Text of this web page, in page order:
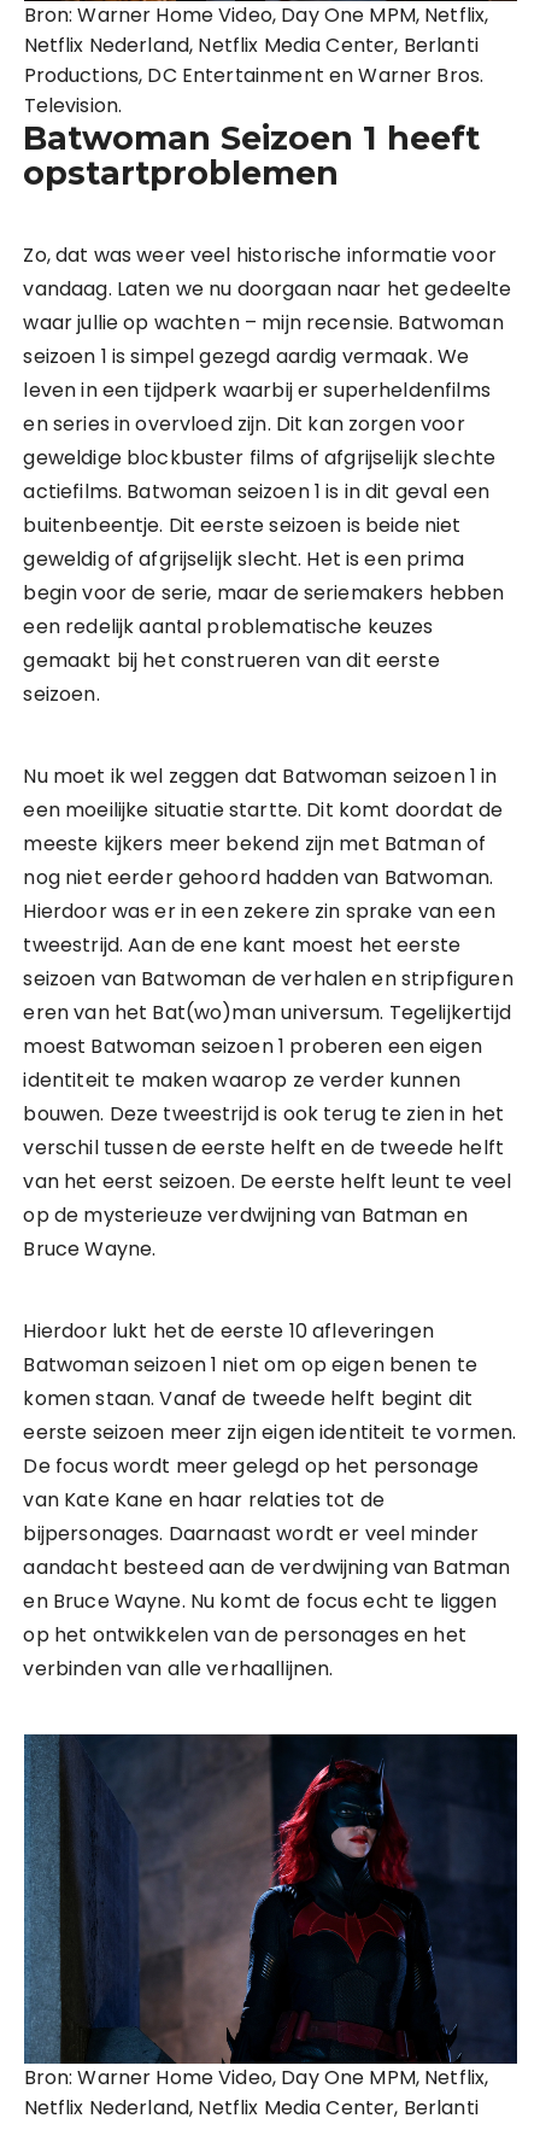
Bron: Warner Home Video, Day One MPM, Netflix,
Netflix Nederland, Netflix Media Center, Berlanti
Productions, DC Entertainment en Warner Bros.
Television.
Batwoman Seizoen 1 heeft
opstartproblemen
Zo, dat was weer veel historische informatie voor
vandaag. Laten we nu doorgaan naar het gedeelte
waar jullie op wachten – mijn recensie. Batwoman
seizoen 1 is simpel gezegd aardig vermaak. We
leven in een tijdperk waarbij er superheldenfilms
en series in overvloed zijn. Dit kan zorgen voor
geweldige blockbuster films of afgrijselijk slechte
actiefilms. Batwoman seizoen 1 is in dit geval een
buitenbeentje. Dit eerste seizoen is beide niet
geweldig of afgrijselijk slecht. Het is een prima
begin voor de serie, maar de seriemakers hebben
een redelijk aantal problematische keuzes
gemaakt bij het construeren van dit eerste
seizoen.
Nu moet ik wel zeggen dat Batwoman seizoen 1 in
een moeilijke situatie startte. Dit komt doordat de
meeste kijkers meer bekend zijn met Batman of
nog niet eerder gehoord hadden van Batwoman.
Hierdoor was er in een zekere zin sprake van een
tweestrijd. Aan de ene kant moest het eerste
seizoen van Batwoman de verhalen en stripfiguren
eren van het Bat(wo)man universum. Tegelijkertijd
moest Batwoman seizoen 1 proberen een eigen
identiteit te maken waarop ze verder kunnen
bouwen. Deze tweestrijd is ook terug te zien in het
verschil tussen de eerste helft en de tweede helft
van het eerst seizoen. De eerste helft leunt te veel
op de mysterieuze verdwijning van Batman en
Bruce Wayne.
Hierdoor lukt het de eerste 10 afleveringen
Batwoman seizoen 1 niet om op eigen benen te
komen staan. Vanaf de tweede helft begint dit
eerste seizoen meer zijn eigen identiteit te vormen.
De focus wordt meer gelegd op het personage
van Kate Kane en haar relaties tot de
bijpersonages. Daarnaast wordt er veel minder
aandacht besteed aan de verdwijning van Batman
en Bruce Wayne. Nu komt de focus echt te liggen
op het ontwikkelen van de personages en het
verbinden van alle verhaallijnen.
Bron: Warner Home Video, Day One MPM, Netflix,
Netflix Nederland, Netflix Media Center, Berlanti